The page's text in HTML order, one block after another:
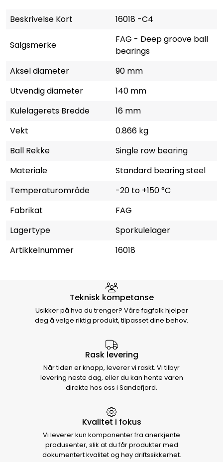
Beskrivelse Kort 16018 -C4
Salgsmerke
FAG - Deep groove ball
bearings
Aksel diameter
90 mm
Utvendig diameter
140 mm
Kulelagerets Bredde
16 mm
Vekt
0.866 kg
Ball Rekke
Single row bearing
Materiale
Standard bearing steel
Temperaturområde
-20 to +150 °C
Fabrikat
FAG
Lagertype
Sporkulelager
Artikkelnummer
16018
Hvorfor velge Storm Halvorsen
Teknisk kompetanse
Usikker på hva du trenger? Våre fagfolk hjelper
deg å velge riktig produkt, tilpasset dine behov.
Rask levering
Når tiden er knapp, leverer vi raskt. Vi tilbyr
levering neste dag, eller du kan hente varen
direkte hos oss i Sandefjord.
Kvalitet i fokus
Vi leverer kun komponenter fra anerkjente
produsenter, slik at du får produkter med
dokumentert kvalitet og høy driftssikkerhet.